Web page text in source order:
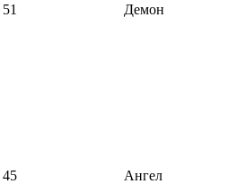
51 Демон
45 Ангел